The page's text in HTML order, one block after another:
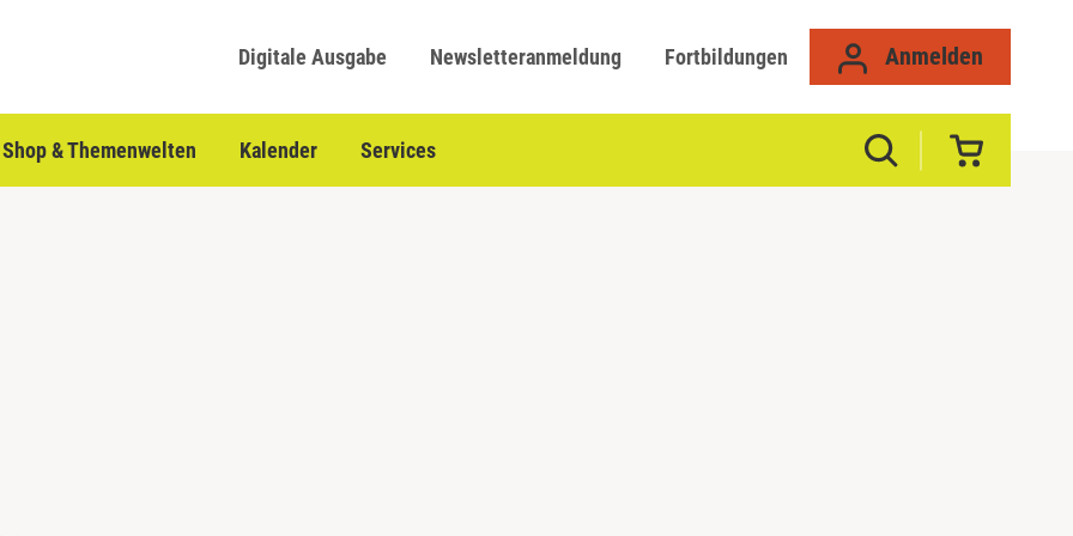
Digitale Ausgabe Newsletteranmeldung Fortbildungen Anmelden
Shop & Themenwelten Kalender Services